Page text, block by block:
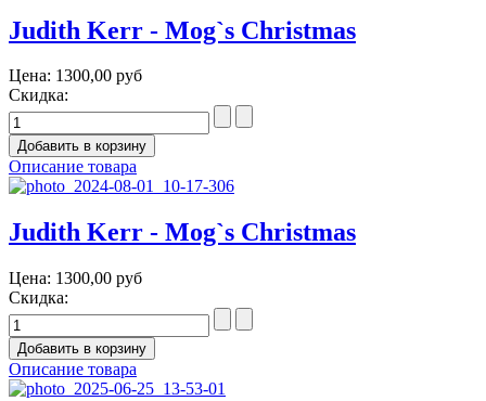
Judith Kerr - Mog`s Christmas
Цена: 1300,00 руб
Скидка:
Описание товара
Judith Kerr - Mog`s Christmas
Цена: 1300,00 руб
Скидка:
Описание товара